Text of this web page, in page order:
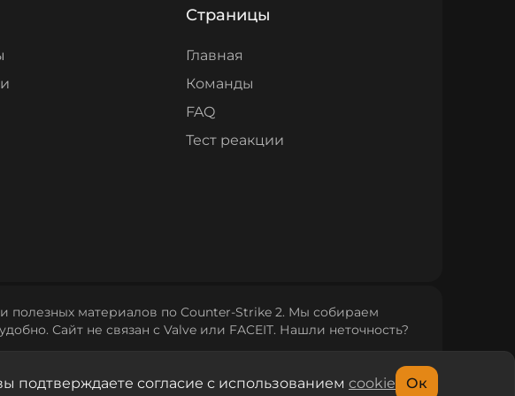
Страницы
Главная
Команды
FAQ
Тест реакции
материалов по Counter‑Strike 2. Мы собираем
Сайт не связан с Valve или FACEIT. Нашли неточность?
подтверждаете согласие с использованием cookie Ок